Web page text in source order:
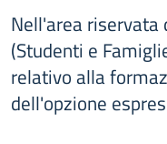
Nell'area riservata
(Studenti e
relativo alla
dell'opzione